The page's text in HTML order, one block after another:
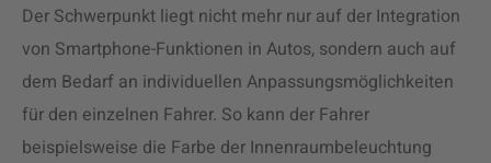
Der Schwerpunkt liegt nicht mehr nur auf der Integration
von Smartphone-Funktionen in Autos, sondern auch auf
dem Bedarf an individuellen Anpassungsmöglichkeiten
für den einzelnen Fahrer. So kann der Fahrer
beispielsweise die Farbe der Innenraumbeleuchtung